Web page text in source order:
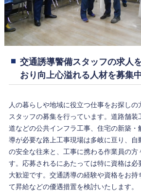
交通誘導警備スタッフの求人
おり向上心溢れる人材を募集
人の暮らしや地域に役立つ仕事をお探し
スタッフの募集を行っています。道路舗
道などの公共インフラ工事、住宅の新築
導が必要な路上工事現場は多岐に亘り、
の安全な往来と、工事に携わる作業員の方
す。応募されるにあたっては特に資格は必
大歓迎です。交通誘導の経験や資格をお持
て昇給などの優遇措置を検討いたします。